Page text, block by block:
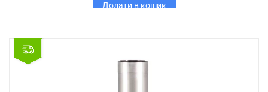
Додати в кошик